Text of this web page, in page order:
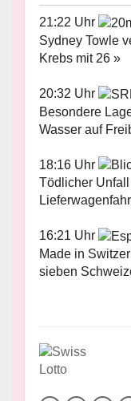
21:22 Uhr
Sydney Towle
Krebs mit 26 »
20:32 Uhr
Besondere
Wasser auf
18:16 Uhr
Tödlicher
16:21 Uhr
Made in
sieben